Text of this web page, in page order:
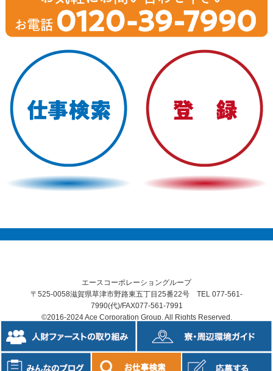
エースコーポレーショングループ
〒525-0058滋賀県草津市野路東五丁目25番22号 TEL 077-561-
7990(代)/FAX077-561-7991
©2016-2024 Ace Corporation Group. All Rights Reserved.